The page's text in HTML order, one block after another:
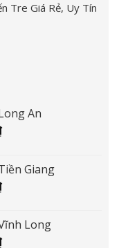
Tre Giá Rẻ, Uy Tín
An
Khoảng
2.100.000₫
đến
Giang
Khoảng
2.000.000₫
đến
Long
Khoảng